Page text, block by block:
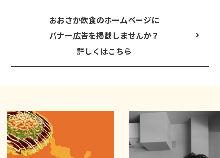
おおさか飲食のホームページに
バナー広告を掲載しませんか？
詳しくはこちら